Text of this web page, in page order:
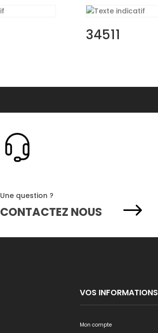
34511
Une question ?
CONTACTEZ NOUS $
VOS INFORMATIONS
Mon compte